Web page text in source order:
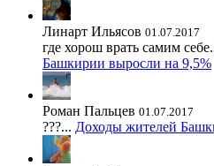
Линарт Ильясов 01.07.2017
где хорош врать самим
Башкирии выросли на 9,5%
Роман Пальцев 01.07.2017
???... Доходы жителей